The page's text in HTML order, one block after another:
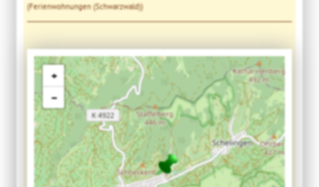
(Ferienwohnungen (Schwarzwald))
+
−